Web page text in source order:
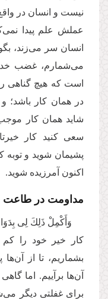
نیست و انسان در
عملش علم پیدا
انسان سر می‌زند،
می‌شمارم، غضب خدا
است که هیچ گناهی
در همان کار باشد؛
شاید همان کار
سعی کنید کار
پشیمان شوید و توبه
اکنون آمرزیده شوید.
مداومت در طاعت
وَأَكْمِلْ ذَلِكَ لِی
کار خیر خود را کم
بشماریم، تا از
آن‌ها برآییم. اما
برای غفلتی دیگر